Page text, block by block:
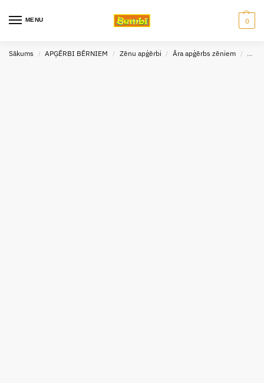
MENU 0
Sākums / APĢĒRBI BĒRNIEM / Zēnu apģērbi / Āra apģērbs zēniem /